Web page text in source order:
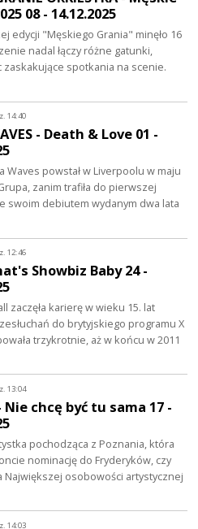
08 - 14.12.2025
edycji "Męskiego Grania" minęło 16
nadal łączy różne gatunki,
zaskakujące spotkania na scenie.
14:40
- Death & Love 01 -
Waves powstał w Liverpoolu w maju
zanim trafiła do pierwszej
swoim debiutem wydanym dwa lata
12:46
Showbiz Baby 24 -
zaczęła karierę w wieku 15. lat
do brytyjskiego programu X
trzykrotnie, aż w końcu w 2011
13:04
Nie chcę być tu sama 17 -
pochodząca z Poznania, która
nominację do Fryderyków, czy
Największej osobowości artystycznej
14:03